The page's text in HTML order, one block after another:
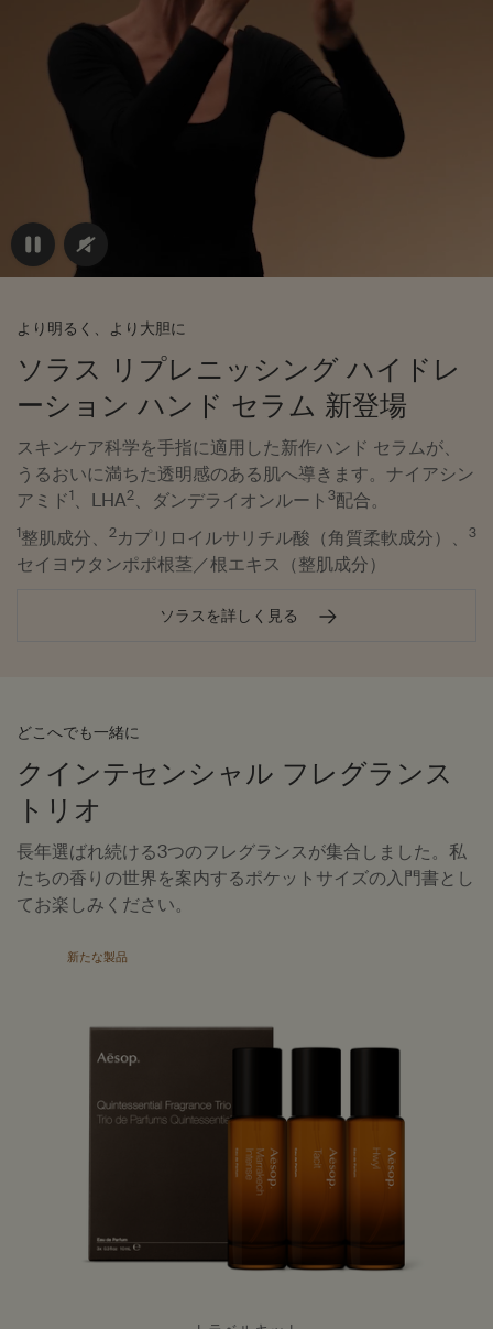
より明るく、より大胆に
ソラス リプレニッシング ハイドレ
ーション ハンド セラム 新登場
スキンケア科学を手指に適用した新作ハンド セラムが、
うるおいに満ちた透明感のある肌へ導きます。ナイアシン
アミド1、LHA2、ダンデライオンルート 3配合。
1整肌成分、 2カプリロイルサリチル酸（角質柔軟成分）、 3
セイヨウタンポポ根茎／根エキス（整肌成分）
ソラスを詳しく見る
どこへでも一緒に
クインテセンシャル フレグランス
トリオ
長年選ばれ続ける3つのフレグランスが集合しました。私
たちの香りの世界を案内するポケットサイズの入門書とし
てお楽しみください。
新たな製品